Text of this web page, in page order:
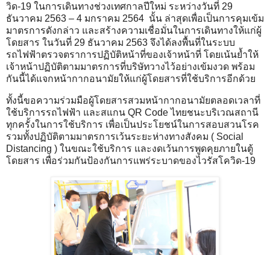
วิด-19 ในการเดินทางช่วงเทศกาลปีใหม่ ระหว่างวันที่ 29
ธันวาคม 2563 – 4 มกราคม 2564 นั้น ล่าสุดเพื่อเป็นการคุมเข้ม
มาตรการดังกล่าว และสร้างความเชื่อมั่นในการเดินทางให้แก่ผู้
โดยสาร ในวันที่ 29 ธันวาคม 2563 จึงได้ลงพื้นที่ในระบบ
รถไฟฟ้าตรวจตราการปฏิบัติหน้าที่ของเจ้าหน้าที่ โดยเน้นย้ำให้
เจ้าหน้าปฏิบัติตามมาตรการที่บริษัทวางไว้อย่างเข้มงวด พร้อม
กันนี้ได้แจกหน้ากากอนามัยให้แก่ผู้โดยสารที่ใช้บริการอีกด้วย
ทั้งนี้ขอความร่วมมือผู้โดยสารสวมหน้ากากอนามัยตลอดเวลาที่
ใช้บริการรถไฟฟ้า และสแกน QR Code ไทยชนะบริเวณสถานี
ทุกครั้งในการใช้บริการ เพื่อเป็นประโยชน์ในการสอบสวนโรค
รวมทั้งปฏิบัติตามมาตรการเว้นระยะห่างทางสังคม ( Social
Distancing ) ในขณะใช้บริการ และงดเว้นการพูดคุยภายในตู้
โดยสาร เพื่อร่วมกันป้องกันการแพร่ระบาดของไวรัสโควิด-19